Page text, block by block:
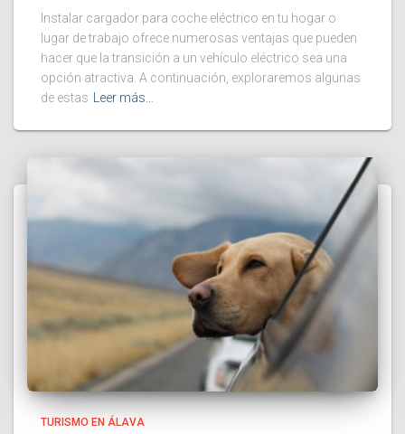
Instalar cargador para coche eléctrico en tu hogar o
lugar de trabajo ofrece numerosas ventajas que pueden
hacer que la transición a un vehículo eléctrico sea una
opción atractiva. A continuación, exploraremos algunas
de estas Leer más…
TURISMO EN ÁLAVA